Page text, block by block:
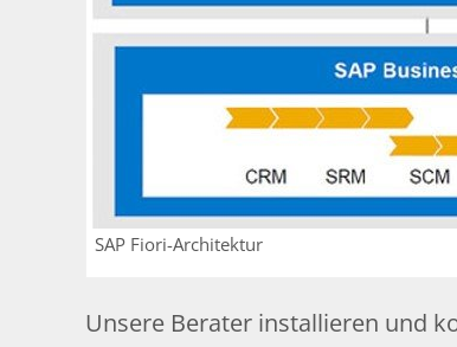
SAP Fiori-Architektur
Unsere Berater installieren und